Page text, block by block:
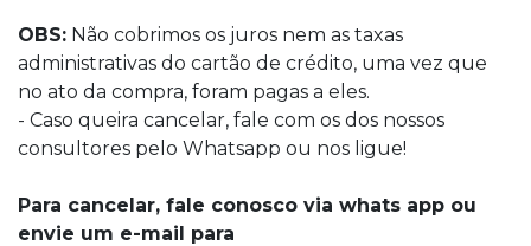
OBS: Não cobrimos os juros nem as taxas
administrativas do cartão de crédito, uma vez que
no ato da compra, foram pagas a eles.
- Caso queira cancelar, fale com os dos nossos
consultores pelo Whatsapp ou nos ligue!
Para cancelar, fale conosco via whats app ou
envie um e-mail para